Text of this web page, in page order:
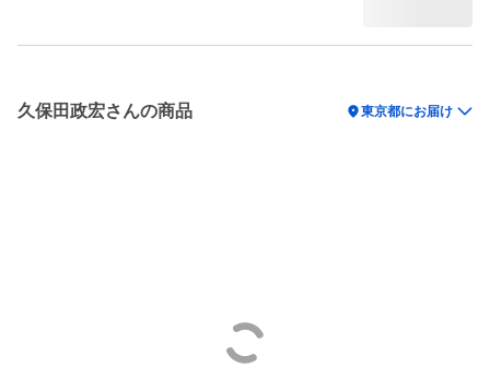
久保田政宏さんの商品 location_on東京都にお届け